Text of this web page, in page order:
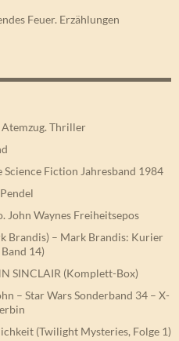
Feuer. Erzählungen
Atemzug. Thriller
Science Fiction Jahresband 1984
John Waynes Freiheitsepos
Brandis) – Mark Brandis: Kurier
14)
SINCLAIR (Komplett-Box)
– Star Wars Sonderband 34 – X-
(Twilight Mysteries, Folge 1)